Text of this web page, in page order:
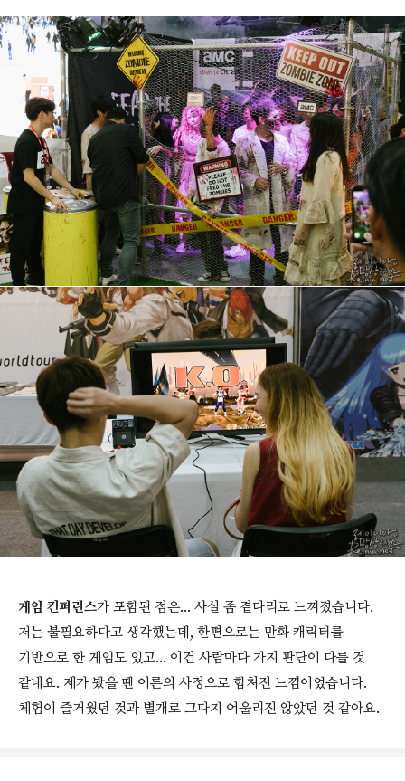
게임 컨퍼런스가 포함된 점은... 사실 좀 곁다리로 느껴졌습니다.
저는 불필요하다고 생각했는데, 한편으로는 만화 캐릭터를
기반으로 한 게임도 있고... 이건 사람마다 가치 판단이 다를 것
같네요. 제가 봤을 땐 어른의 사정으로 합쳐진 느낌이었습니다.
체험이 즐거웠던 것과 별개로 그다지 어울리진 않았던 것 같아요.